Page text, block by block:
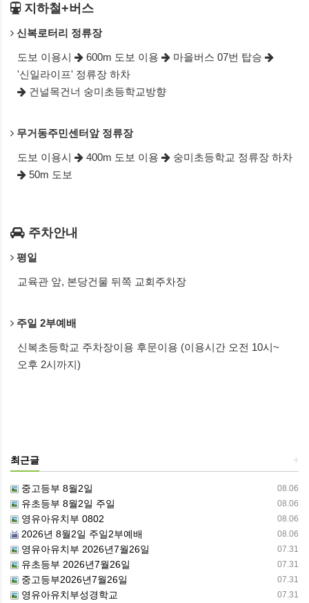
지하철+버스
신복로터리 정류장
도보 이용시 600m 도보 이용
마을버스 07번 탑승
'신일라이프' 정류장 하차
건널목건너 숭미초등학교방향
무거동주민센터앞 정류장
도보 이용시 400m 도보 이용
숭미초등학교 정류장 하차
50m 도보
주차안내
평일
교육관 앞, 본당건물 뒤쪽 교회주차장
주일 2부예배
신복초등학교 주차장이용 후문이용 (이용시간 오전 10시~
오후 2시까지)
+
최근글
08.06
중고등부 8월2일
08.06
유초등부 8월2일 주일
08.06
영유아유치부 0802
08.06
2026년 8월2일 주일2부예배
07.31
영유아유치부 2026년7월26일
07.31
유초등부 2026년7월26일
07.31
중고등부2026년7월26일
07.31
영유아유치부성경학교